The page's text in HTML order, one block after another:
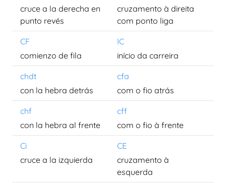
cruce a la derecha en
punto revés
cruzamento à direita
com ponto liga
CF
IC
comienzo de fila
início da carreira
chdt
cfa
con la hebra detrás
com o fio atrás
chf
cff
con la hebra al frente
com o fio à frente
Ci
CE
cruce a la izquierda
cruzamento à
esquerda